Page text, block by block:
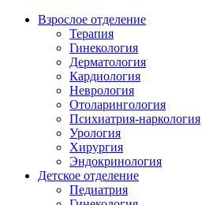
Взрослое отделение
Терапия
Гинекология
Дерматология
Кардиология
Неврология
Отоларингология
Психиатрия-наркология
Урология
Хирургия
Эндокринология
Детское отделение
Педиатрия